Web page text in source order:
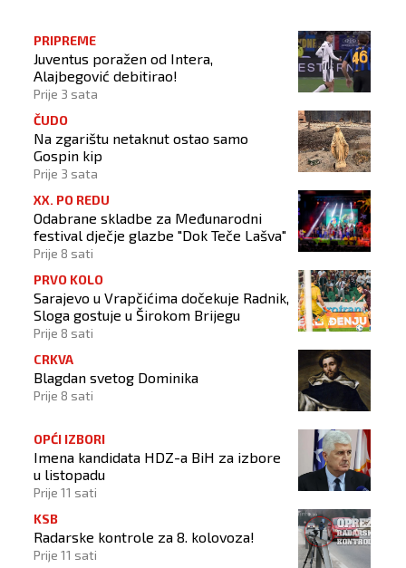
PRIPREME
Juventus poražen od Intera,
Alajbegović debitirao!
Prije 3 sata
ČUDO
Na zgarištu netaknut ostao samo
Gospin kip
Prije 3 sata
XX. PO REDU
Odabrane skladbe za Međunarodni
festival dječje glazbe "Dok Teče Lašva"
Prije 8 sati
PRVO KOLO
Sarajevo u Vrapčićima dočekuje Radnik,
Sloga gostuje u Širokom Brijegu
Prije 8 sati
CRKVA
Blagdan svetog Dominika
Prije 8 sati
OPĆI IZBORI
Imena kandidata HDZ-a BiH za izbore
u listopadu
Prije 11 sati
KSB
Radarske kontrole za 8. kolovoza!
Prije 11 sati